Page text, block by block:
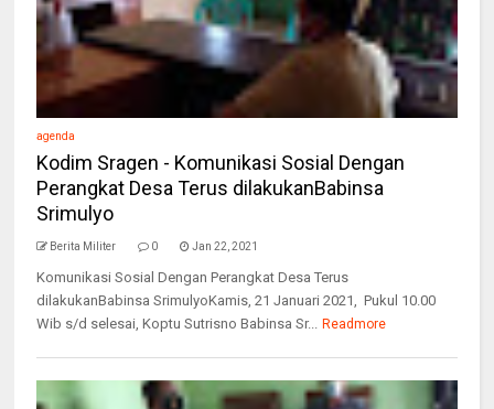
agenda
Kodim Sragen - Komunikasi Sosial Dengan
Perangkat Desa Terus dilakukanBabinsa
Srimulyo
Berita Militer 0 Jan 22, 2021
Komunikasi Sosial Dengan Perangkat Desa Terus
dilakukanBabinsa SrimulyoKamis, 21 Januari 2021, Pukul 10.00
Wib s/d selesai, Koptu Sutrisno Babinsa Sr... Readmore